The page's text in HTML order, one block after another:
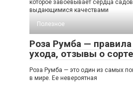
которое завоевывает сердца
выдающимися качествами
Полезное
Роза Румба —
ухода, отзывы о сорте
Роза Румба — это один из самых
в мире. Ее невероятная